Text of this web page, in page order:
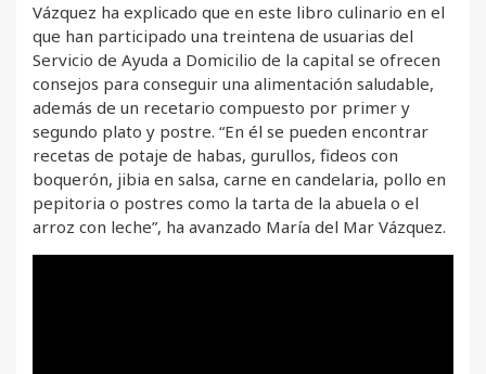
Vázquez ha explicado que en este libro culinario en el
que han participado una treintena de usuarias del
Servicio de Ayuda a Domicilio de la capital se ofrecen
consejos para conseguir una alimentación saludable,
además de un recetario compuesto por primer y
segundo plato y postre. “En él se pueden encontrar
recetas de potaje de habas, gurullos, fideos con
boquerón, jibia en salsa, carne en candelaria, pollo en
pepitoria o postres como la tarta de la abuela o el
arroz con leche”, ha avanzado María del Mar Vázquez.